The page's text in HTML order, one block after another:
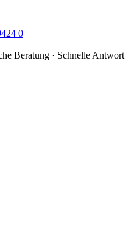
0
Beratung · Schnelle Antwort